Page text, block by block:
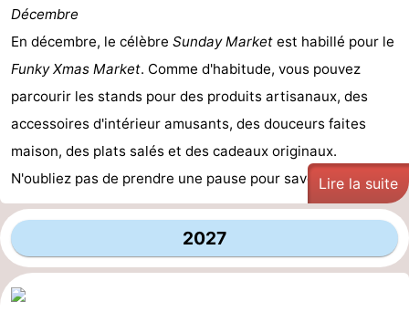
Décembre
En décembre, le célèbre Sunday Market est habillé pour le
Funky Xmas Market. Comme d'habitude, vous pouvez
parcourir les stands pour des produits artisanaux, des
accessoires d'intérieur amusants, des douceurs faites
maison, des plats salés et des cadeaux originaux.
N'oubliez pas de prendre une pause pour savourer de ...
Lire la suite
2027